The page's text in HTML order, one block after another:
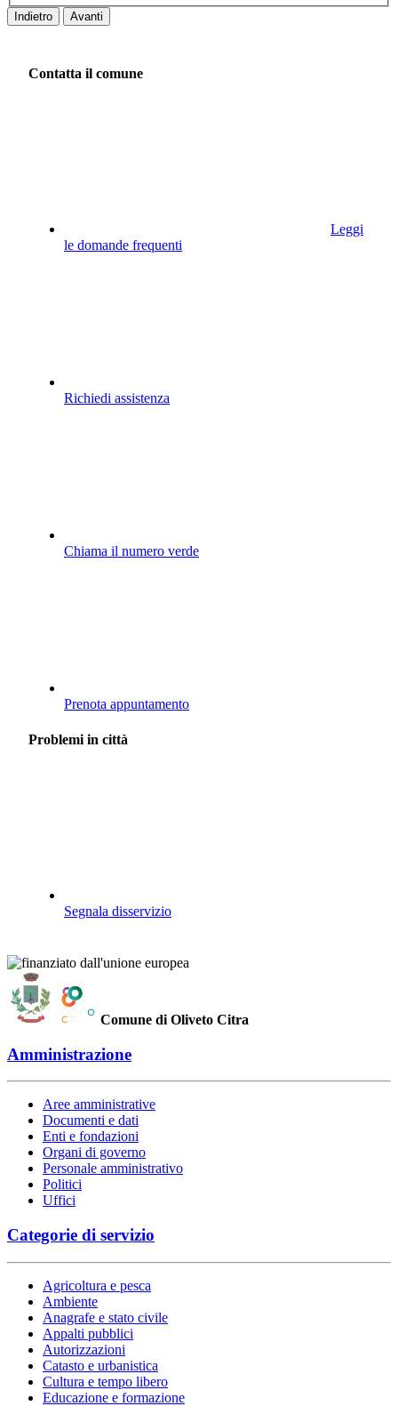
Indietro Avanti
Contatta il comune
Leggi
le domande frequenti
Richiedi assistenza
Chiama il numero verde
Prenota appuntamento
Problemi in città
Segnala disservizio
Comune di Oliveto Citra
Amministrazione
Aree amministrative
Documenti e dati
Enti e fondazioni
Organi di governo
Personale amministrativo
Politici
Uffici
Categorie di servizio
Agricoltura e pesca
Ambiente
Anagrafe e stato civile
Appalti pubblici
Autorizzazioni
Catasto e urbanistica
Cultura e tempo libero
Educazione e formazione